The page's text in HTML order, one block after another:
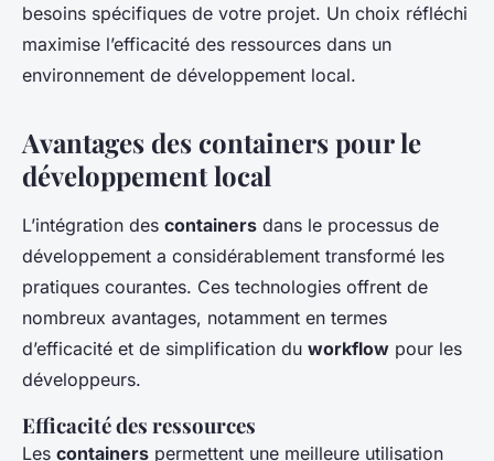
besoins spécifiques de votre projet. Un choix réfléchi
maximise l’efficacité des ressources dans un
environnement de développement local.
Avantages des containers pour le
développement local
L’intégration des containers dans le processus de
développement a considérablement transformé les
pratiques courantes. Ces technologies offrent de
nombreux avantages, notamment en termes
d’efficacité et de simplification du workflow pour les
développeurs.
Efficacité des ressources
Les containers permettent une meilleure utilisation